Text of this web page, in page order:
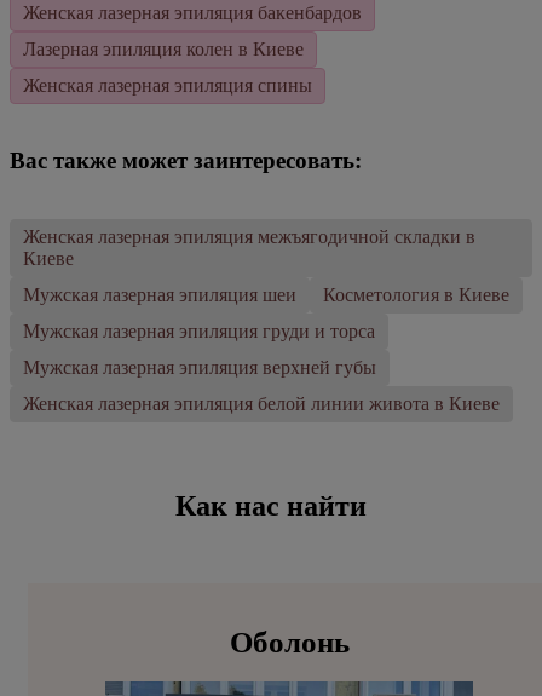
Женская лазерная эпиляция бакенбардов
Лазерная эпиляция колен в Киеве
Женская лазерная эпиляция спины
Вас также может заинтересовать:
Женская лазерная эпиляция межъягодичной складки в
Киеве
Мужская лазерная эпиляция шеи
Косметология в Киеве
Мужская лазерная эпиляция груди и торса
Мужская лазерная эпиляция верхней губы
Женская лазерная эпиляция белой линии живота в Киеве
Как нас найти
Оболонь